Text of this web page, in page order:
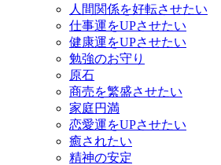
人間関係を好転させたい
仕事運をUPさせたい
健康運をUPさせたい
勉強のお守り
原石
商売を繁盛させたい
家庭円満
恋愛運をUPさせたい
癒されたい
精神の安定